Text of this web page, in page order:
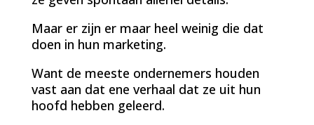
Maar er zijn er maar heel weinig die dat
doen in hun marketing.
Want de meeste ondernemers houden
vast aan dat ene verhaal dat ze uit hun
hoofd hebben geleerd.